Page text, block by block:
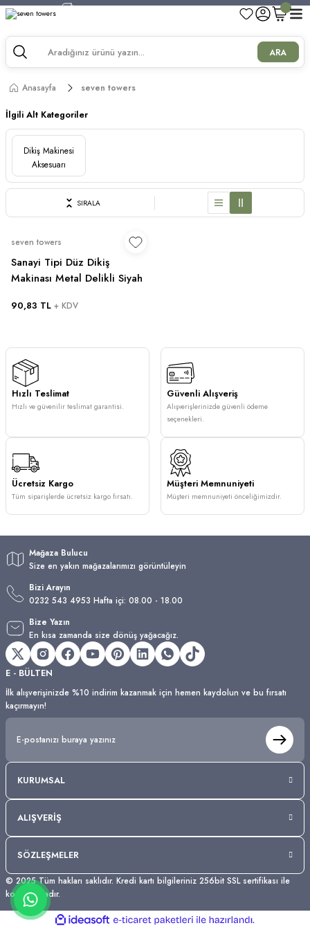
750 TL ve Üzeri Alışverişlerde Kargo Bedava!
750 TL ve Üzeri Alışverişlerde Kargo Bedava!
ARA
Anasayfa seven towers
İlgili Alt Kategoriler
Dikiş Makinesi
Aksesuarı
SIRALA
seven towers
Sanayi Tipi Düz Dikiş
Makinası Metal Delikli Siyah
90,83 TL + KDV
Hızlı Teslimat
Hızlı ve güvenilir teslimat garantisi.
Güvenli Alışveriş
Alışverişlerinizde güvenli ödeme
seçenekleri.
Ücretsiz Kargo
Tüm siparişlerde ücretsiz kargo fırsatı.
Müşteri Memnuniyeti
Müşteri memnuniyeti önceliğimizdir.
Mağaza Bulucu
Size en yakın mağazalarımızı görüntüleyin
Bizi Arayın
0232 543 4953 Hafta içi: 08.00 - 18.00
Bize Yazın
En kısa zamanda size dönüş yağacağız.
KURUMSAL
ALIŞVERİŞ
SÖZLEŞMELER
E - BÜLTEN
İlk alışverişinizde %10 indirim kazanmak için hemen kaydolun ve bu fırsatı
kaçırmayın!
© 2025 Tüm hakları saklıdır. Kredi kartı bilgileriniz 256bit SSL sertifikası ile
korunmaktadır.
ideasoft
e-